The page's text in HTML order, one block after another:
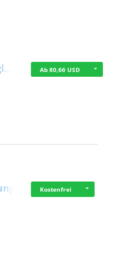
Ab 80,66 USD
Kostenfrei